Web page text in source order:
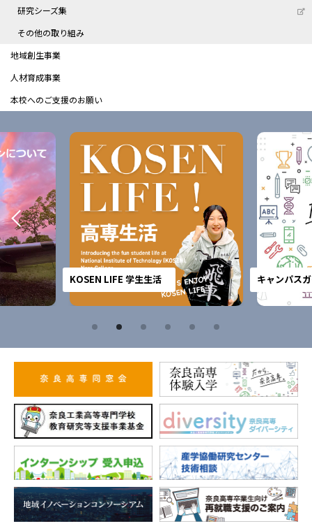
研究シーズ集
その他の取り組み
地域創生事業
人材育成事業
本校へのご支援のお願い
KOSEN LIFE 学生生活 キャンパス